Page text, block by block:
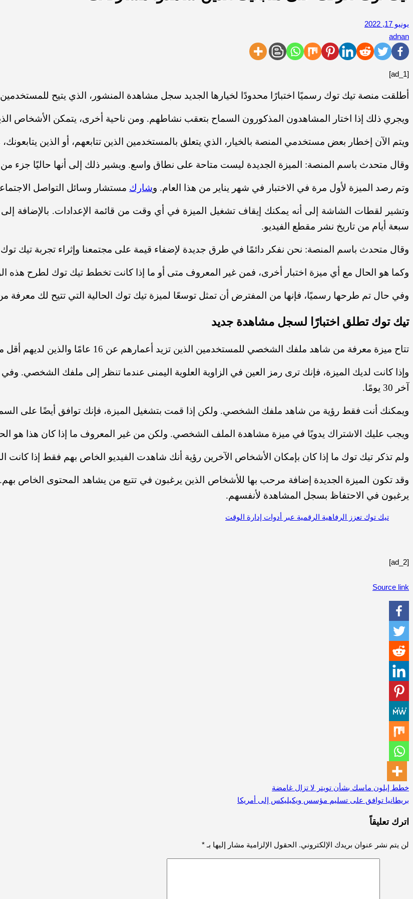
يونيو 17, 2022
adnan
[ad_1]
أطلقت منصة تيك توك رسميًا اختبارًا محدودًا لخيارها الجديد سجل مشاهدة المنشور، الذي يتيح
ويجري ذلك إذا اختار المشاهدون المذكورون السماح بتعقب نشاطهم. ومن ناحية أخرى، يتمكن الأشخاص
ويتم الآن إخطار بعض مستخدمي المنصة بالخيار، الذي يتعلق بالمستخدمين الذين تتابعهم، أو الذين
وقال متحدث باسم المنصة: الميزة الجديدة ليست متاحة على نطاق واسع. ويشير ذلك إلى أنها حاليًا جزء
وتم رصد الميزة لأول مرة في الاختبار في شهر يناير من هذا العام. وشارك مستشار وسائل التواصل
وتشير لقطات الشاشة إلى أنه يمكنك إيقاف تشغيل الميزة في أي وقت من قائمة الإعدادات. بالإضافة
سبعة أيام من تاريخ نشر مقطع الفيديو.
وقال متحدث باسم المنصة: نحن نفكر دائمًا في طرق جديدة لإضفاء قيمة على مجتمعنا وإثراء تجربة تيك
وكما هو الحال مع أي ميزة اختبار أخرى، فمن غير المعروف متى أو ما إذا كانت تخطط تيك توك لطرح هذه
وفي حال تم طرحها رسميًا، فإنها من المفترض أن تمثل توسعًا لميزة تيك توك الحالية التي تتيح لك
تيك توك تطلق اختبارًا لسجل مشاهدة جديد
تتاح ميزة معرفة من شاهد ملفك الشخصي للمستخدمين الذين تزيد أعمارهم عن 16 عامًا والذين لديهم أقل من 5000 متابع.
وإذا كانت لديك الميزة، فإنك ترى رمز العين في الزاوية العلوية اليمنى عندما تنظر إلى ملفك الشخصي. وفي
آخر 30 يومًا.
ويمكنك أنت فقط رؤية من شاهد ملفك الشخصي. ولكن إذا قمت بتشغيل الميزة، فإنك توافق أيضًا على
ويجب عليك الاشتراك يدويًا في ميزة مشاهدة الملف الشخصي. ولكن من غير المعروف ما إذا كان هذا هو
ولم تذكر تيك توك ما إذا كان بإمكان الأشخاص الآخرين رؤية أنك شاهدت الفيديو الخاص بهم فقط إذا
وقد تكون الميزة الجديدة إضافة مرحب بها للأشخاص الذين يرغبون في تتبع من يشاهد المحتوى الخاص
يرغبون في الاحتفاظ بسجل المشاهدة لأنفسهم.
تيك توك تعزز الرفاهية الرقمية عبر أدوات إدارة الوقت
[ad_2]
Source link
تصفّح
المقالات
خطط إيلون ماسك بشأن تويتر لا تزال غامضة
بريطانيا توافق على تسليم مؤسس ويكيليكس إلى أمريكا
اترك تعليقاً
لن يتم نشر عنوان بريدك الإلكتروني. الحقول الإلزامية مشار إليها بـ *